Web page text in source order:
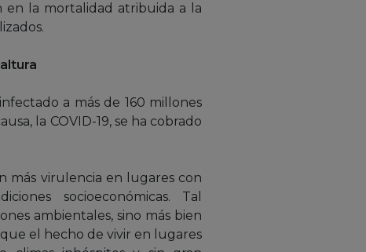
en la mortalidad atribuida a la
a más de 160 millones
la COVID-19, se ha cobrado
más virulencia en lugares con
socioeconómicas. Tal
ambientales, sino más bien
el hecho de vivir en lugares